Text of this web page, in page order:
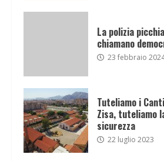
La polizia
chiamano
23 febbraio
Tuteliamo i
Zisa, tuteliamo
sicurezza
22 luglio 2023